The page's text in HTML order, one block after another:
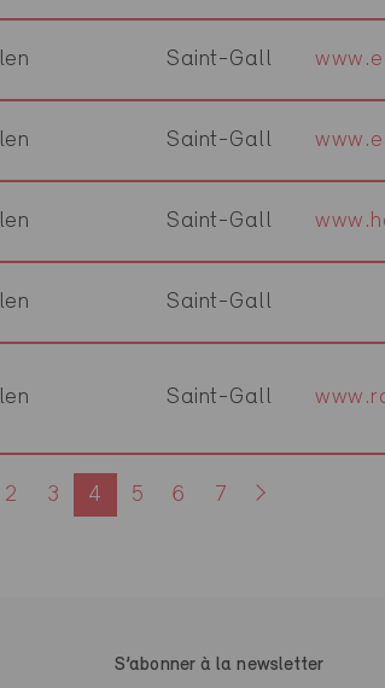
Saint-Gall
Saint-Gall
Saint-Gall
Saint-Gall
Saint-Gall
2 3 4 5 6 7
S’abonner à la newsletter